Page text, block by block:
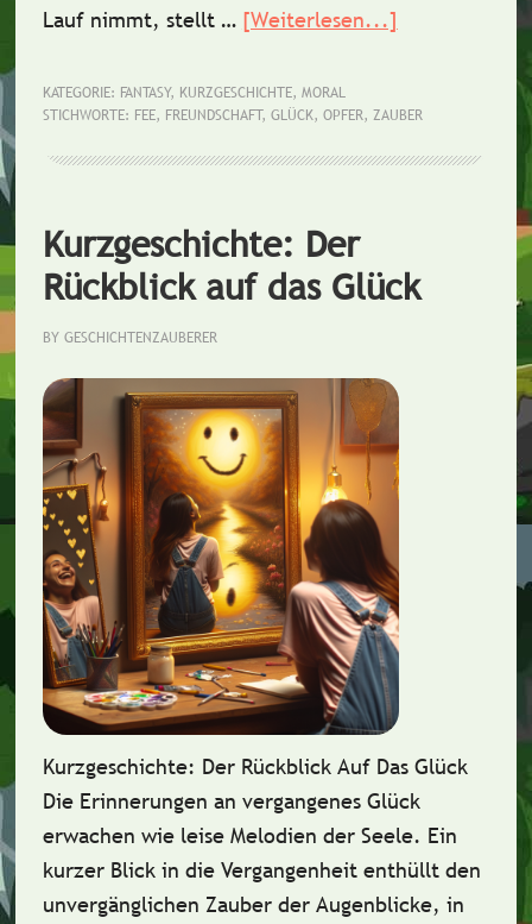
Lauf nimmt, stellt … [Weiterlesen...]
KATEGORIE: FANTASY, KURZGESCHICHTE, MORAL
STICHWORTE: FEE, FREUNDSCHAFT, GLÜCK, OPFER, ZAUBER
Kurzgeschichte: Der
Rückblick auf das Glück
BY GESCHICHTENZAUBERER
Kurzgeschichte: Der Rückblick Auf Das Glück
Die Erinnerungen an vergangenes Glück
erwachen wie leise Melodien der Seele. Ein
kurzer Blick in die Vergangenheit enthüllt den
unvergänglichen Zauber der Augenblicke, in